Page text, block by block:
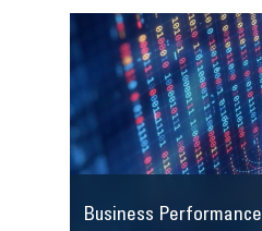
Business Performance